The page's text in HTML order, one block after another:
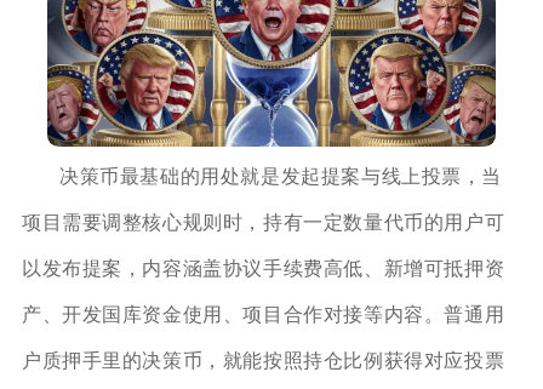
决策币最基础的用处就是发起提案与线上投票，当
项目需要调整核心规则时，持有一定数量代币的用户可
以发布提案，内容涵盖协议手续费高低、新增可抵押资
产、开发国库资金使用、项目合作对接等内容。普通用
户质押手里的决策币，就能按照持仓比例获得对应投票